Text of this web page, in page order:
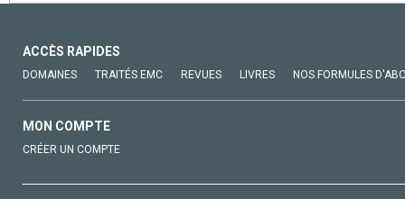
ACCÈS RAPIDES
DOMAINES TRAITÉS EMC REVUES LIVRES NOS FORMULES
MON COMPTE
CRÉER UN COMPTE